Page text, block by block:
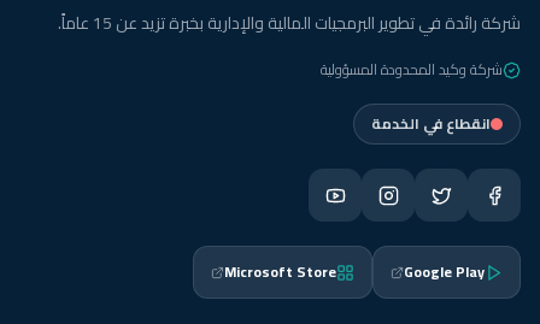
شركة رائدة في تطوير البرمجيات المالية والإدارية بخبرة تزيد عن 15 عاماً.
شركة وكيد المحدودة المسؤولية
انقطاع في الخدمة
Google Play
Microsoft Store